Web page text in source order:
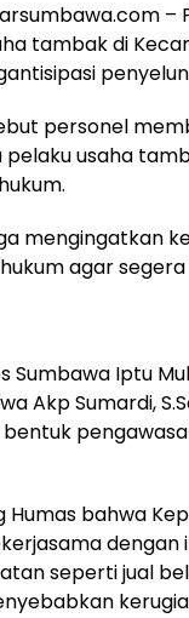
–
tambak di
personel
usaha
mengingatkan
agar
Sumbawa Iptu
Akp Sumardi,
Humas bahwa
seperti jual